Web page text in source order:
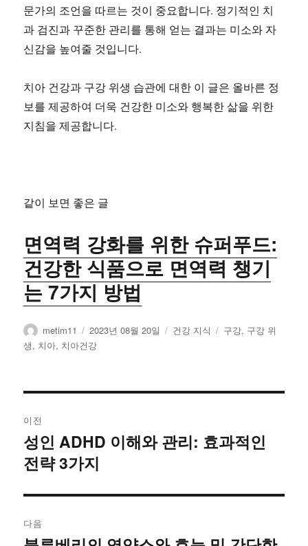
문가의 조언을 따르는 것이 중요합니다. 정기적인 치
과 검진과 꾸준한 관리를 통해 얻는 결과는 미소와 자
신감을 높여줄 것입니다.
치아 건강과 구강 위생 습관에 대한 이 글은 올바른 정
보를 제공하여 더욱 건강한 미소와 행복한 삶을 위한
지침을 제공합니다.
같이 보면 좋은 글
면역력 강화를 위한 슈퍼푸드:
건강한 식품으로 면역력 챙기
는 7가지 방법
글
쓴
metim11
작
성
2023년 08월 20일
카
건강 지식
태
구강, 구강 위
생, 치아, 치아건강
탐
색
이전
이
전
:
성인 ADHD 이해와 관리: 효과적인
전략 3가지
다음